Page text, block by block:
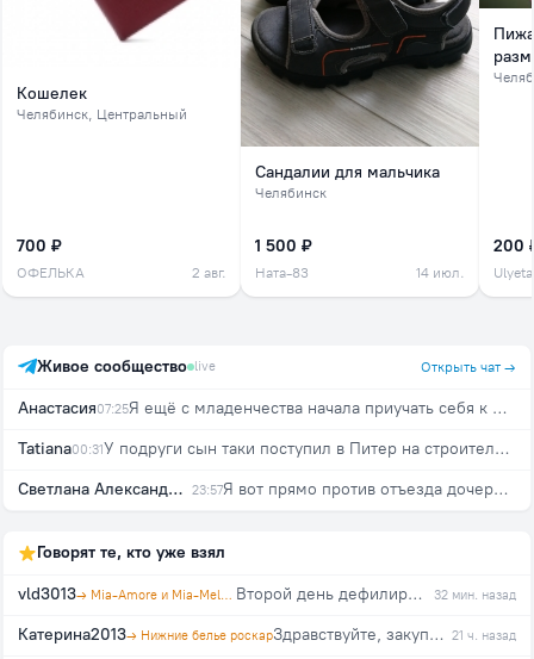
Кошелек
Челябинск , Центральный
700 ₽
ОФЕЛЬКА 2 авг.
Сандалии для мальчика
Челябинск
1 500 ₽
Ната-83 14 июл.
200
Ulyeta
Живое сообщество live Открыть чат →
Анастасия07:25
Я ещё с младенчества начала приучать себя к мысли, что захотят - препятствовать не стану))
Tatiana00:31
У подруги сын таки поступил в Питер на строителя на бюджет с 257 баллами :) Моего ещё 3го по БВИ зачислили в УрФУ с 255 баллами на "Механика и моделирование". Мы очень рады за всех детей, кто поступил :)
Светлана Александровна
23:57 Я вот прямо против отъезда дочери! Прямо никак я не готова🥲
Говорят те, кто уже взял
vld3013 → Mia-Amore и Mia-Mella, агент ckarlet Второй день дефилирую по дому в новом шикарном халате. Изящный, с кружевом, легкий и красивый. Куплен на распродаже по отличной цене. Спасибо организатору за в… 32 мин. назад
Катерина2013→ Нижние белье роскар Здравствуйте, закупка еще будет? 21 ч. назад